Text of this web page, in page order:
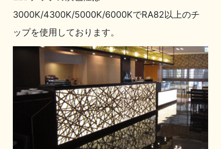
3000K/4300K/5000K/6000KでRA82以上のチ
ップを使用しております。